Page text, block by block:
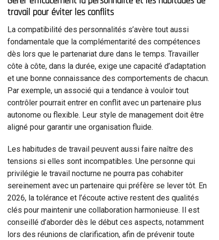
travail pour éviter les conflits
La compatibilité des personnalités s’avère tout aussi
fondamentale que la complémentarité des compétences
dès lors que le partenariat dure dans le temps. Travailler
côte à côte, dans la durée, exige une capacité d’adaptation
et une bonne connaissance des comportements de chacun.
Par exemple, un associé qui a tendance à vouloir tout
contrôler pourrait entrer en conflit avec un partenaire plus
autonome ou flexible. Leur style de management doit être
aligné pour garantir une organisation fluide.
Les habitudes de travail peuvent aussi faire naître des
tensions si elles sont incompatibles. Une personne qui
privilégie le travail nocturne ne pourra pas cohabiter
sereinement avec un partenaire qui préfère se lever tôt. En
2026, la tolérance et l’écoute active restent des qualités
clés pour maintenir une collaboration harmonieuse. Il est
conseillé d’aborder dès le début ces aspects, notamment
lors des réunions de clarification, afin de prévenir toute